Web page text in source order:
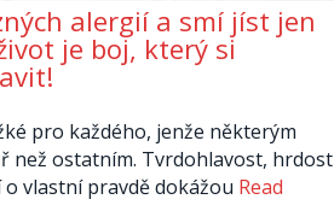
alergií a smí jíst jen
je boj, který si
pro každého, jenže některým
než ostatním. Tvrdohlavost, hrdost
vlastní pravdě dokážou Read